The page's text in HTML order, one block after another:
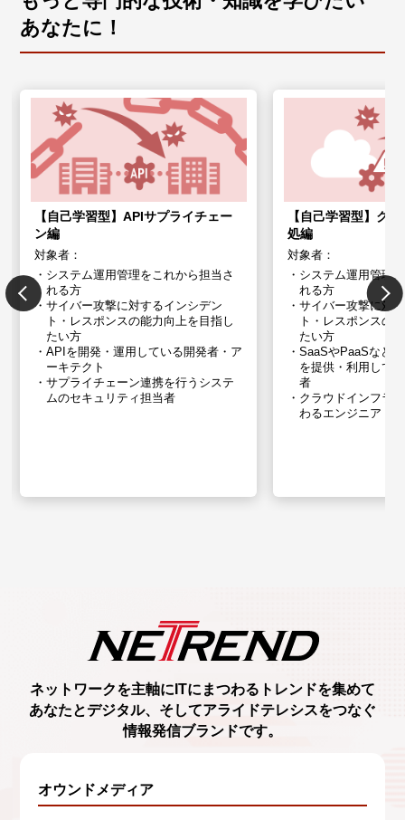
あなたに！
【自己学習型】APIサプライチェー
ン編
対象者：
システム運用管理をこれから担当さ
れる方
サイバー攻撃に対するインシデン
ト・レスポンスの能力向上を目指し
たい方
APIを開発・運用している開発者・ア
ーキテクト
サプライチェーン連携を行うシステ
ムの​セキュリティ担当者
【自己学習型】ク
処編
対象者：
システム運用管理
れる方
サイバー攻撃に対
ト・レスポンスの
たい方
SaaSやPaaSなど
を提供・利用して
者
クラウドインフラ
わるエンジニア
ネットワークを主軸に ITにまつわるトレンドを集めて
あなたとデジタル、 そしてアライドテレシスをつなぐ
情報発信ブランドです。
オウンドメディア